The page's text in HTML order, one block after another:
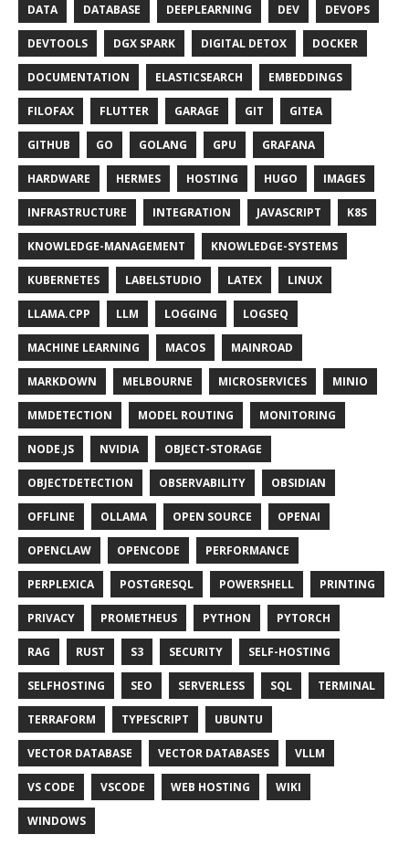
DATA DATABASE DEEPLEARNING DEV DEVOPS
DEVTOOLS DGX SPARK DIGITAL DETOX DOCKER
DOCUMENTATION ELASTICSEARCH EMBEDDINGS
FILOFAX FLUTTER GARAGE GIT GITEA
GITHUB GO GOLANG GPU GRAFANA
HARDWARE HERMES HOSTING HUGO IMAGES
INFRASTRUCTURE INTEGRATION JAVASCRIPT K8S
KNOWLEDGE-MANAGEMENT KNOWLEDGE-SYSTEMS
KUBERNETES LABELSTUDIO LATEX LINUX
LLAMA.CPP LLM LOGGING LOGSEQ
MACHINE LEARNING MACOS MAINROAD
MARKDOWN MELBOURNE MICROSERVICES MINIO
MMDETECTION MODEL ROUTING MONITORING
NODE.JS NVIDIA OBJECT-STORAGE
OBJECTDETECTION OBSERVABILITY OBSIDIAN
OFFLINE OLLAMA OPEN SOURCE OPENAI
OPENCLAW OPENCODE PERFORMANCE
PERPLEXICA POSTGRESQL POWERSHELL PRINTING
PRIVACY PROMETHEUS PYTHON PYTORCH
RAG RUST S3 SECURITY SELF-HOSTING
SELFHOSTING SEO SERVERLESS SQL TERMINAL
TERRAFORM TYPESCRIPT UBUNTU
VECTOR DATABASE VECTOR DATABASES VLLM
VS CODE VSCODE WEB HOSTING WIKI
WINDOWS